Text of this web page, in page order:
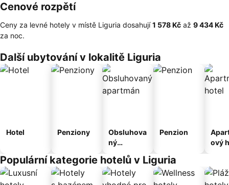
Cenové rozpětí
Ceny za levné hotely v místě Liguria dosahují‎1 578 Kč až ‎9 434 Kč
za noc.
Další ubytování v lokalitě Liguria
Hotel Penziony
Obsluhova
ný
Penzion
ový
Populární kategorie hotelů v Liguria